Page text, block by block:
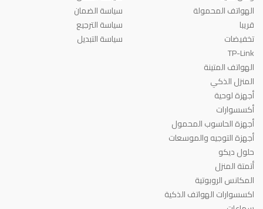
الهواتف المحمولة
قريبا
تخفيضات
TP-Link
الهواتف المتينة
المنزل الذكي
أجهزة لوحية
أكسسوارات
أجهزة الحاسوب المحمول
أجهزة التوجيه والموسعات
حلول ديكو
أتمتة المنزل
المكانس الروبوتية
اكسسوارات الهواتف الذكية
سياسة الضمان
سياسة الترجيع
سياسة التبديل